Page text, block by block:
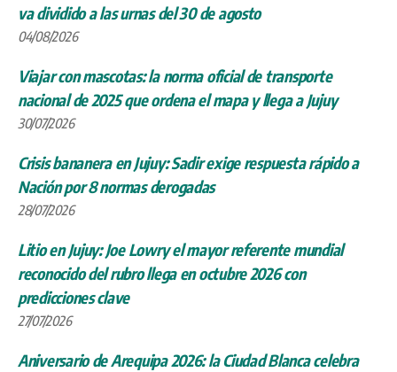
va dividido a las urnas del 30 de agosto
04/08/2026
Viajar con mascotas: la norma oficial de transporte
nacional de 2025 que ordena el mapa y llega a Jujuy
30/07/2026
Crisis bananera en Jujuy: Sadir exige respuesta rápido a
Nación por 8 normas derogadas
28/07/2026
Litio en Jujuy: Joe Lowry el mayor referente mundial
reconocido del rubro llega en octubre 2026 con
predicciones clave
27/07/2026
Aniversario de Arequipa 2026: la Ciudad Blanca celebra